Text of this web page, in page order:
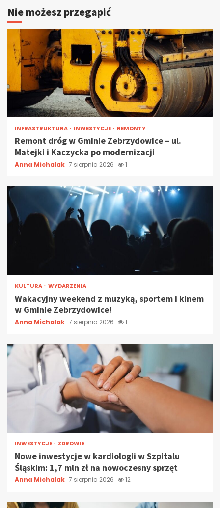
Nie możesz przegapić
INFRASTRUKTURA INWESTYCJE REMONTY
Remont dróg w Gminie Zebrzydowice – ul.
Matejki i Kaczycka po modernizacji
Anna Michalak 7 sierpnia 2026 1
KULTURA WYDARZENIA
Wakacyjny weekend z muzyką, sportem i kinem
w Gminie Zebrzydowice!
Anna Michalak 7 sierpnia 2026 1
INWESTYCJE ZDROWIE
Nowe inwestycje w kardiologii w Szpitalu
Śląskim: 1,7 mln zł na nowoczesny sprzęt
Anna Michalak 7 sierpnia 2026 12